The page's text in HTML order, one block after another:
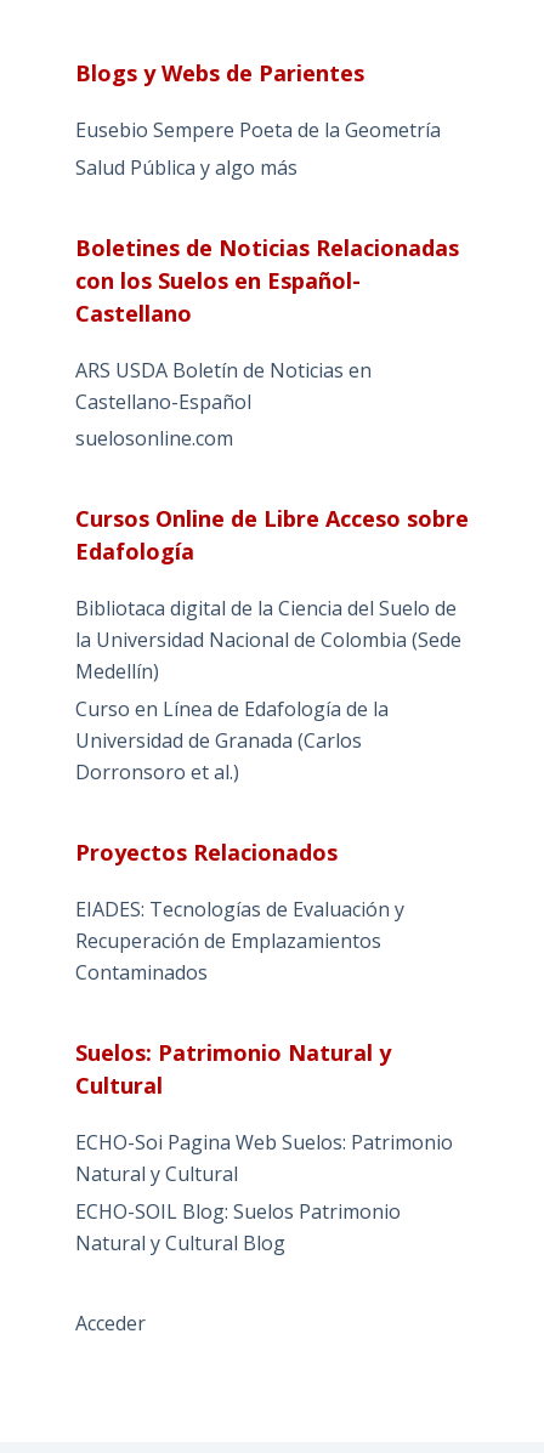
Blogs y Webs de Parientes
Eusebio Sempere Poeta de la Geometría
Salud Pública y algo más
Boletines de Noticias Relacionadas
con los Suelos en Español-
Castellano
ARS USDA Boletín de Noticias en
Castellano-Español
suelosonline.com
Cursos Online de Libre Acceso sobre
Edafología
Bibliotaca digital de la Ciencia del Suelo de
la Universidad Nacional de Colombia (Sede
Medellín)
Curso en Línea de Edafología de la
Universidad de Granada (Carlos
Dorronsoro et al.)
Proyectos Relacionados
EIADES: Tecnologías de Evaluación y
Recuperación de Emplazamientos
Contaminados
Suelos: Patrimonio Natural y
Cultural
ECHO-Soi Pagina Web Suelos: Patrimonio
Natural y Cultural
ECHO-SOIL Blog: Suelos Patrimonio
Natural y Cultural Blog
Acceder